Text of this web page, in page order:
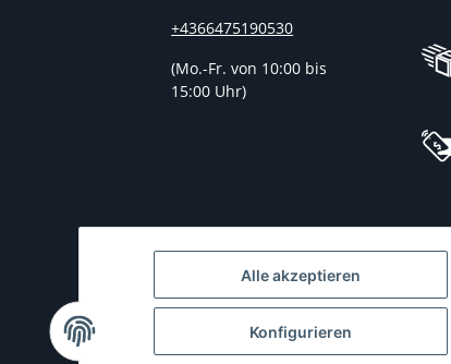
Alle akzeptieren
Konfigurieren
+4366475190530
(Mo.-Fr. von 10:00 bis
15:00 Uhr)